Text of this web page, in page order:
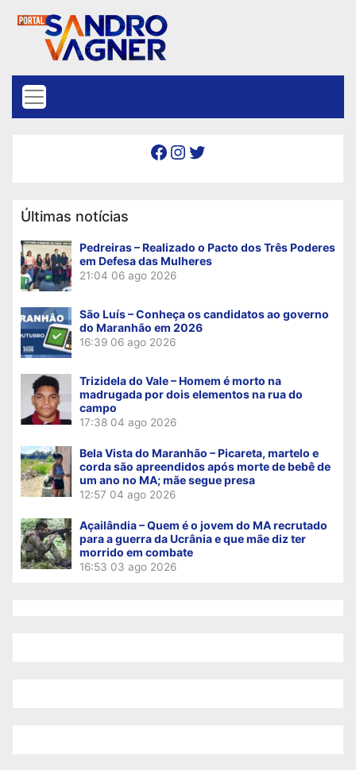
Facebook Instagram Twitter
Últimas notícias
Pedreiras – Realizado o Pacto dos Três Poderes
em Defesa das Mulheres
21:04 06 ago 2026
São Luís – Conheça os candidatos ao governo
do Maranhão em 2026
16:39 06 ago 2026
Trizidela do Vale – Homem é morto na
madrugada por dois elementos na rua do
campo
17:38 04 ago 2026
Bela Vista do Maranhão – Picareta, martelo e
corda são apreendidos após morte de bebê de
um ano no MA; mãe segue presa
12:57 04 ago 2026
Açailândia – Quem é o jovem do MA recrutado
para a guerra da Ucrânia e que mãe diz ter
morrido em combate
16:53 03 ago 2026